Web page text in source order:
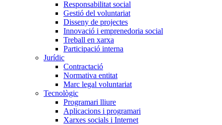
Responsabilitat social
Gestió del voluntariat
Disseny de projectes
Innovació i emprenedoria social
Treball en xarxa
Participació interna
Jurídic
Contractació
Normativa entitat
Marc legal voluntariat
Tecnològic
Programari lliure
Aplicacions i programari
Xarxes socials i Internet